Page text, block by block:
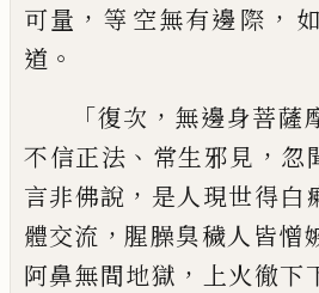
可量 ， 等 空無有邊際 ，
道 。
「復次 ， 無邊身菩薩
不信正法 、 常生邪見 ， 忽
言非佛說 ， 是人現世得白
體交流 ， 腥臊臭穢人皆憎
阿鼻無間地獄 ， 上火徹下